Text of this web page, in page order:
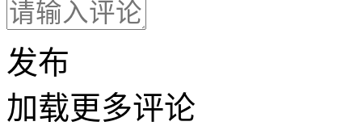
发布
加载更多评论